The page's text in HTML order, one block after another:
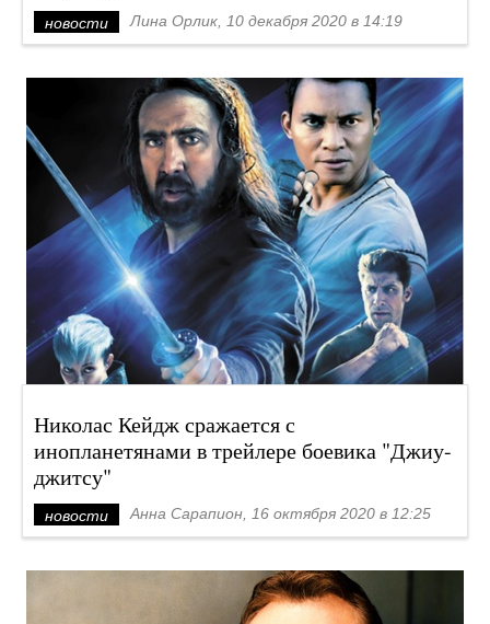
новости Лина Орлик, 10 декабря 2020 в 14:19
Николас Кейдж сражается с
инопланетянами в трейлере боевика "Джиу-
джитсу"
новости Анна Сарапион, 16 октября 2020 в 12:25